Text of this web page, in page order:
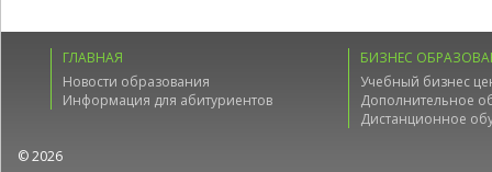
ГЛАВНАЯ
Новости образования
Информация для абитуриентов
БИЗНЕС
Учебный бизнес
Дополнительное
Дистанционное
© 2026